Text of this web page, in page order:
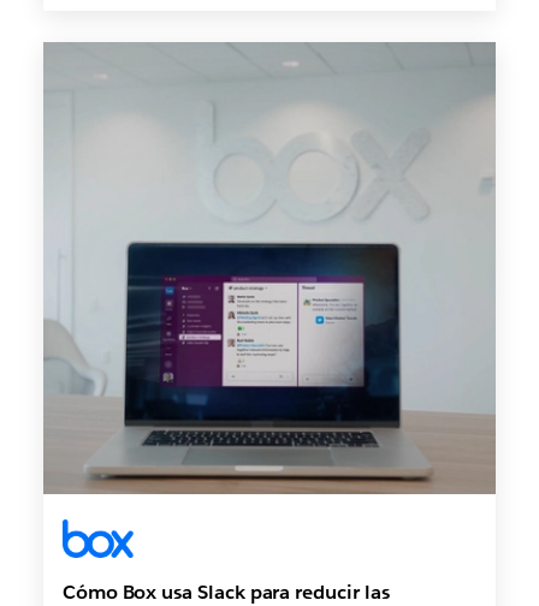
Cómo Box usa Slack para reducir las